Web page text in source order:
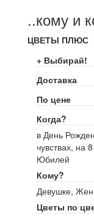
..кому и
ЦВЕТЫ ПЛЮС
+ Выбирай!
Доставка
По цене
Когда?
в День
чувствах, на
Юбилей
Кому?
Девушке,
Цветы по